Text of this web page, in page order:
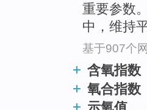
重要参数。
中，维持
基于907个
含氧指数
氧合指数